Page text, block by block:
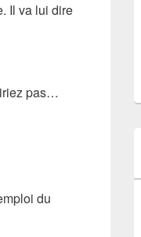
Il va lui dire
pas…
du